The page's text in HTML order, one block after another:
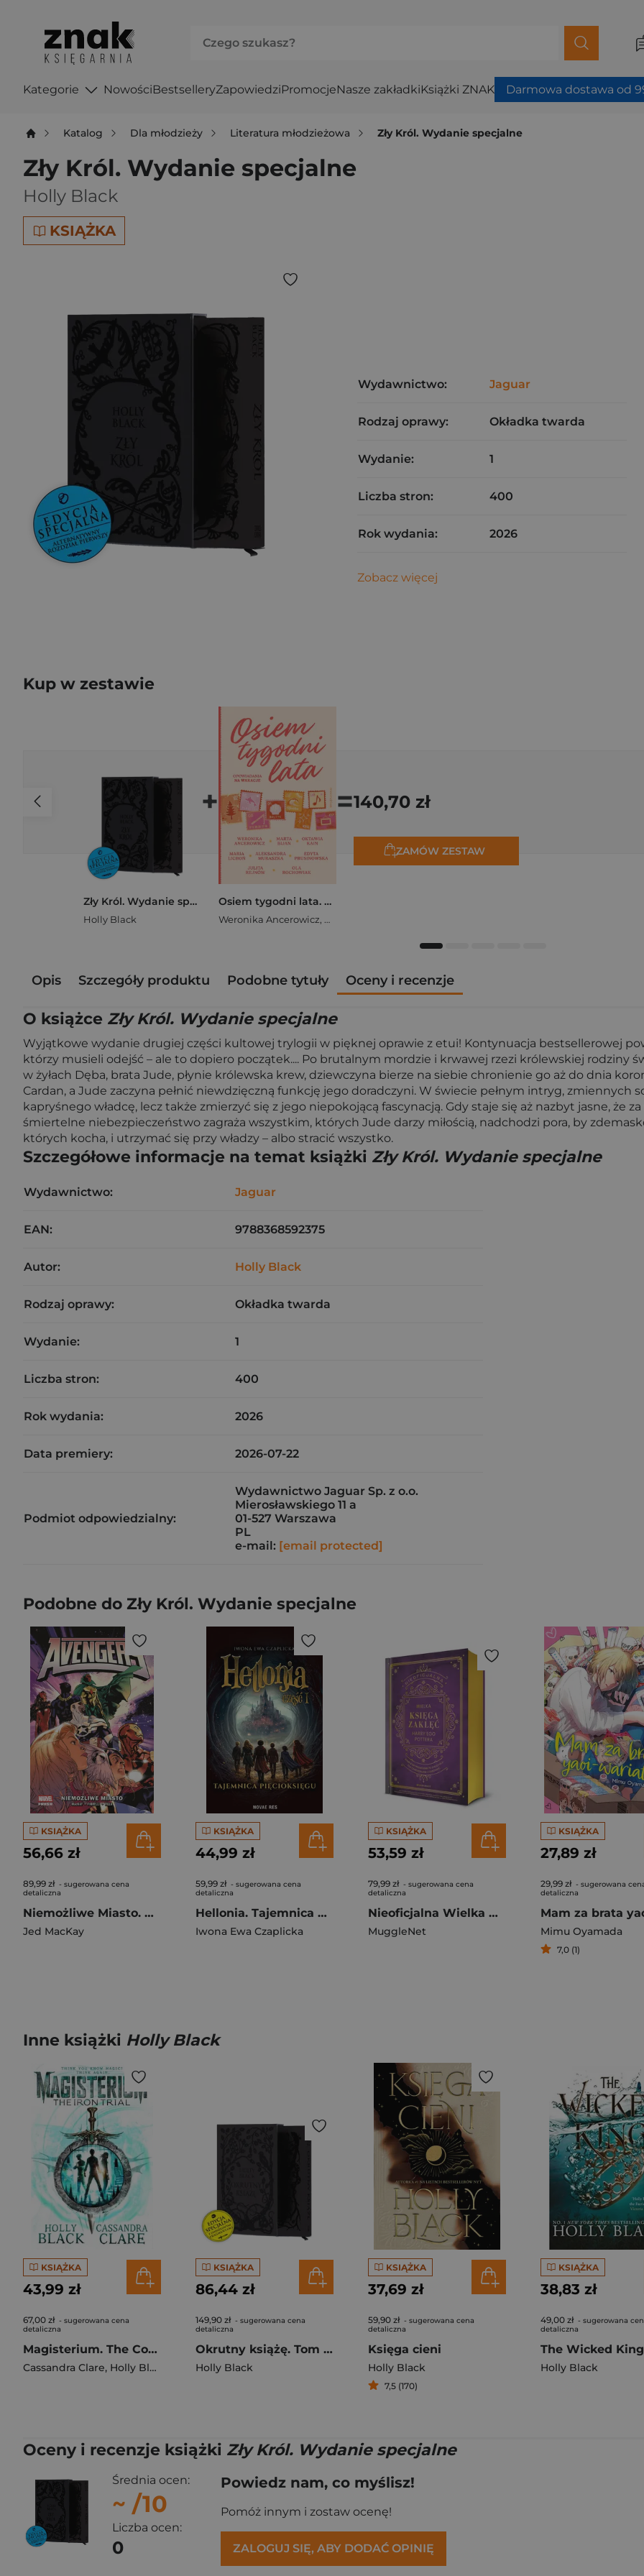
Kategorie NowościBestselleryZapowiedziPromocjeNasze zakładkiKsiążki ZNAK Darmowa dostawa od
Katalog Dla młodzieży Literatura młodzieżowa Zły Król. Wydanie specjalne
Zły Król. Wydanie specjalne
Holly Black
KSIĄŻKA
Wydawnictwo: Jaguar
Rodzaj oprawy: Okładka twarda
Wydanie: 1
Liczba stron: 400
Rok wydania: 2026
Zobacz więcej
Kup w zestawie
Zły Król. Wydanie specjalne
Holly Black
+
Osiem tygodni lata. Opowiadania na wakacje
Weronika Ancerowicz, Marta Bijan
=140,70 zł
ZAMÓW ZESTAW
Opis Szczegóły produktu Podobne tytuły Oceny i recenzje
O książce Zły Król. Wydanie specjalne
Wyjątkowe wydanie drugiej części kultowej trylogii w pięknej oprawie z etui! Kontynuacja bestsellerowej
którzy musieli odejść – ale to dopiero początek.... Po brutalnym mordzie i krwawej rzezi królewskiej rodziny
w żyłach Dęba, brata Jude, płynie królewska krew, dziewczyna bierze na siebie chronienie go aż do dnia
Cardan, a Jude zaczyna pełnić niewdzięczną funkcję jego doradczyni. W świecie pełnym intryg, zmiennych
kapryśnego władcę, lecz także zmierzyć się z jego niepokojącą fascynacją. Gdy staje się aż nazbyt jasne, że
śmiertelne niebezpieczeństwo zagraża wszystkim, których Jude darzy miłością, nadchodzi pora, by
których kocha, i utrzymać się przy władzy – albo stracić wszystko.
Szczegółowe informacje na temat książki Zły Król. Wydanie specjalne
Wydawnictwo: Jaguar
EAN: 9788368592375
Autor: Holly Black
Rodzaj oprawy: Okładka twarda
Wydanie: 1
Liczba stron: 400
Rok wydania: 2026
Data premiery: 2026-07-22
Podmiot odpowiedzialny:
Wydawnictwo Jaguar Sp. z o.o.
Mierosławskiego 11 a
01-527 Warszawa
PL
e-mail: [email protected]
Podobne do Zły Król. Wydanie specjalne
KSIĄŻKA
56,66 zł
89,99 zł - sugerowana cena
detaliczna
Niemożliwe Miasto. Avengers. Tom 1
Jed MacKay
KSIĄŻKA
44,99 zł
59,99 zł - sugerowana cena
detaliczna
Hellonia. Tajemnica Pięcioksięgu. Tom 1
Iwona Ewa Czaplicka
KSIĄŻKA
53,59 zł
79,99 zł - sugerowana cena
detaliczna
Nieoficjalna Wielka Księga Zaklęć Harry'ego Pottera. Kompletny przewodnik po zaklęciach dla czarodziejów i czarownic [wyd. 2026, barwione brzegi]
MuggleNet
KSIĄŻKA
27,89 zł
29,99 zł - sugerowana
detaliczna
Mimu Oyamada
7,0 (1)
Inne książki Holly Black
KSIĄŻKA
43,99 zł
67,00 zł - sugerowana cena
detaliczna
Magisterium. The Complete Collection
Cassandra Clare, Holly Black
KSIĄŻKA
86,44 zł
149,90 zł - sugerowana cena
detaliczna
Okrutny książę. Tom 1 wyd. specjalne
Holly Black
KSIĄŻKA
37,69 zł
59,90 zł - sugerowana cena
detaliczna
Księga cieni
Holly Black
7,5 (170)
KSIĄŻKA
38,83 zł
49,00 zł - sugerowana
detaliczna
Holly Black
Oceny i recenzje książki Zły Król. Wydanie specjalne
Średnia ocen:
~ /10
Liczba ocen:
0
Powiedz nam, co myślisz!
Pomóż innym i zostaw ocenę!
ZALOGUJ SIĘ, ABY DODAĆ OPINIĘ